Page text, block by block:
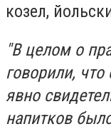
козел,
"В целом о
говорили,
явно
напитков